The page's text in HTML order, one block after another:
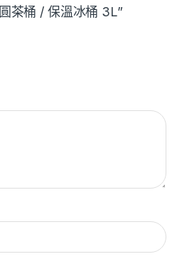
茶桶 / 保溫冰桶 3L”